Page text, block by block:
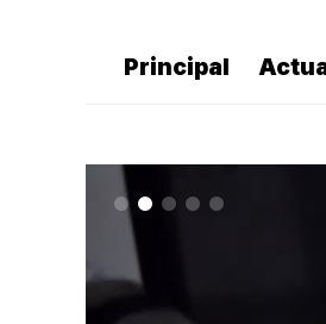
Principal